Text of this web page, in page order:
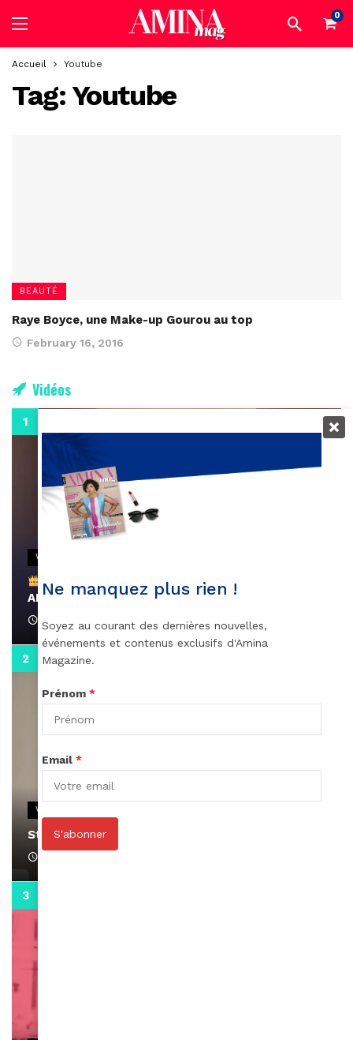
0
Accueil Youtube
Tag:Youtube
BEAUTÉ
Raye Boyce, une Make-up Gourou au top
February 16, 2016
Vidéos
VIDEOS
Remerciements à Ayden pour son message sur
AMINA, le Magazine de la Femme
April 1, 2022
VIDEOS
Stacy passe un message
Ne manquez plus rien !
Soyez au courant des dernières nouvelles,
événements et contenus exclusifs d'Amina
Magazine.
Prénom *
Email *
S'abonner